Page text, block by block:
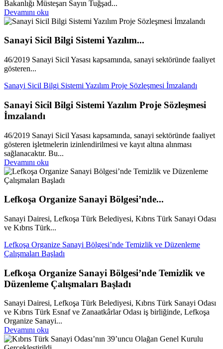
Bakanlığı Müsteşarı Sayın Tuğşad...
Devamını oku
Sanayi Sicil Bilgi Sistemi Yazılım...
46/2019 Sanayi Sicil Yasası kapsamında, sanayi sektöründe faaliyet
gösteren...
Sanayi Sicil Bilgi Sistemi Yazılım Proje Sözleşmesi İmzalandı
Sanayi Sicil Bilgi Sistemi Yazılım Proje Sözleşmesi
İmzalandı
46/2019 Sanayi Sicil Yasası kapsamında, sanayi sektöründe faaliyet
gösteren işletmelerin izinlendirilmesi ve kayıt altına alınması
sağlanacaktır. Bu...
Devamını oku
Lefkoşa Organize Sanayi Bölgesi’nde...
Sanayi Dairesi, Lefkoşa Türk Belediyesi, Kıbrıs Türk Sanayi Odası
ve Kıbrıs Türk...
Lefkoşa Organize Sanayi Bölgesi’nde Temizlik ve Düzenleme
Çalışmaları Başladı
Lefkoşa Organize Sanayi Bölgesi’nde Temizlik ve
Düzenleme Çalışmaları Başladı
Sanayi Dairesi, Lefkoşa Türk Belediyesi, Kıbrıs Türk Sanayi Odası
ve Kıbrıs Türk Esnaf ve Zanaatkârlar Odası iş birliğinde, Lefkoşa
Organize Sanayi...
Devamını oku